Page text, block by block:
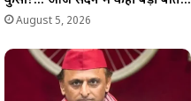
August 5, 2026